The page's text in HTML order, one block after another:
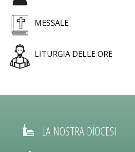
MESSALE
LITURGIA DELLE ORE
LA NOSTRA DIOCESI